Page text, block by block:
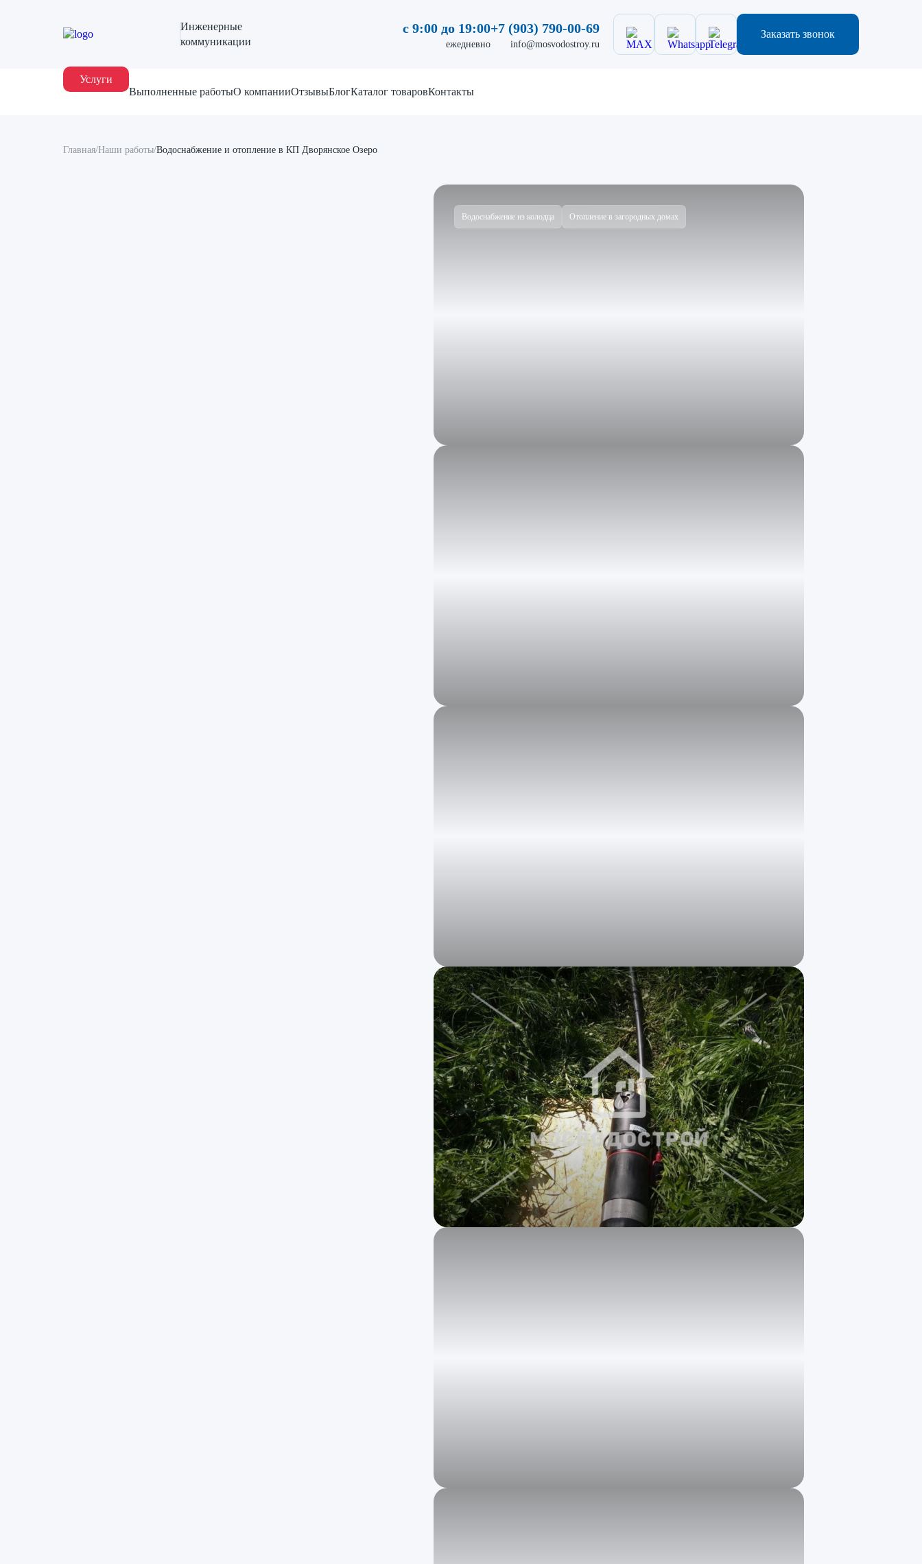
Инженерные
коммуникации
с 9:00 до 19:00
ежедневно
+7 (903) 790-00-69
info@mosvodostroy.ru
Заказать звонок
Услуги
Выполненные работыО компанииОтзывыБлогКаталог товаровКонтакты
Главная/Наши работы/Водоснабжение и отопление в КП Дворянское Озеро
Водоснабжение из колодца Отопление в загородных домах